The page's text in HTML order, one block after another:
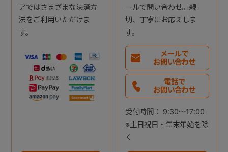
アではさまざまな決済方
法をご利用いただけま
す。
ールで問い合わせ。親
切、丁寧にお応えしま
す。
メールで
お問い合わせ
電話で
お問い合わせ
受付時間： 9:30～17:00
※土日祝日・年末年始を除
く